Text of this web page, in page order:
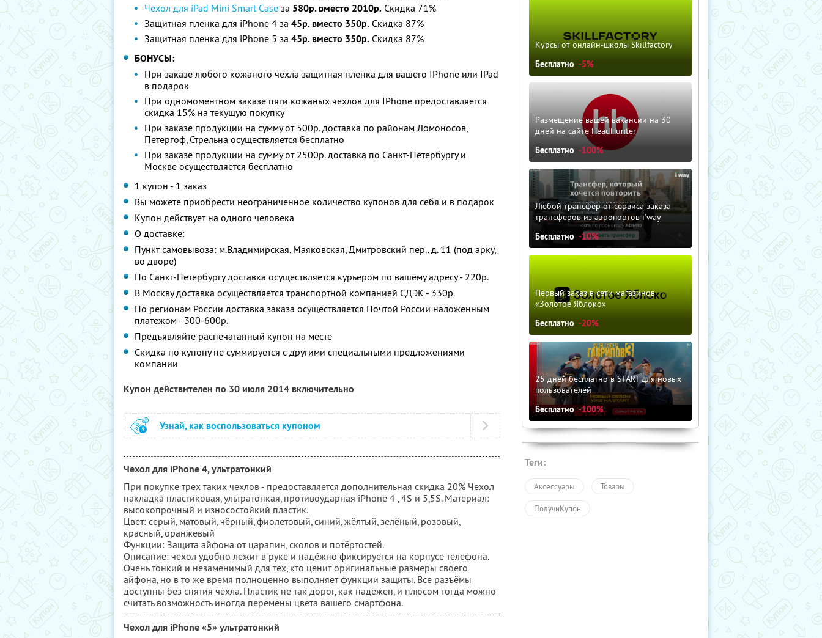
Чехол для iPad Mini Smart Case за 580р. вместо 2010р. Скидка 71%
Защитная пленка для iPhone 4 за 45р. вместо 350р. Скидка 87%
Защитная пленка для iPhone 5 за 45р. вместо 350р. Скидка 87%
БОНУСЫ:
При заказе любого кожаного чехла защитная пленка для вашего IPhone или IPad
в подарок
При одномоментном заказе пяти кожаных чехлов для IPhone предоставляется
скидка 15% на текущую покупку
При заказе продукции на сумму от 500р. доставка по районам Ломоносов,
Петергоф, Стрельна осуществляется бесплатно
При заказе продукции на сумму от 2500р. доставка по Санкт-Петербургу и
Москве осуществляется бесплатно
1 купон - 1 заказ
Вы можете приобрести неограниченное количество купонов для себя и в подарок
Купон действует на одного человека
О доставке:
Пункт самовывоза: м.Владимирская, Маяковская, Дмитровский пер., д. 11 (под арку,
во дворе)
По Санкт-Петербургу доставка осуществляется курьером по вашему адресу - 220р.
В Москву доставка осуществляется транспортной компанией СДЭК - 330р.
По регионам России доставка заказа осуществляется Почтой России наложенным
платежом - 300-600р.
Предъявляйте распечатанный купон на месте
Скидка по купону не суммируется с другими специальными предложениями
компании
Купон действителен по 30 июля 2014 включительно
Узнай, как воспользоваться купоном
Чехол для iPhone 4, ультратонкий
При покупке трех таких чехлов - предоставляется дополнительная скидка 20% Чехол
накладка пластиковая, ультратонкая, противоударная iPhone 4 , 4S и 5,5S. Материал:
высокопрочный и износостойкий пластик.
Цвет: серый, матовый, чёрный, фиолетовый, синий, жёлтый, зелёный, розовый,
красный, оранжевый
Функции: Защита айфона от царапин, сколов и потёртостей.
Описание: чехол удобно лежит в руке и надёжно фиксируется на корпусе телефона.
Очень тонкий и незаменимый для тех, кто ценит оригинальные размеры своего
айфона, но в то же время полноценно выполняет функции защиты. Все разъёмы
доступны без снятия чехла. Пластик не так дорог, как надёжен, и плюсом тогда можно
считать возможность иногда перемены цвета вашего смартфона.
Чехол для iPhone «5» ультратонкий
Курсы от онлайн-школы Skillfactory
Бесплатно -5%
Размещение вашей вакансии на 30
дней на сайте HeadHunter
Бесплатно -100%
Любой трансфер от сервиса заказа
трансферов из аэропортов i'way
Бесплатно -10%
Первый заказ в сети магазинов
«Золотое Яблоко»
Бесплатно -20%
25 дней бесплатно в START для новых
пользователей
Бесплатно -100%
Теги:
Аксессуары Товары
ПолучиКупон